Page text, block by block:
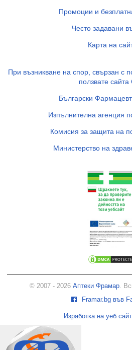
Промоции и
Често задавани
Карта на
При възникване на спор, свързан с
ползвате
Български
Изпълнителна агенция
Комисия за защита на
Министерство на
© 2007 - 2026 Аптеки Фрамар.
Framar.bg във
Изработка на уеб